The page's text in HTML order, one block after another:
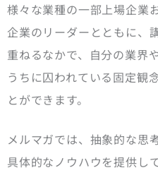
様々な業種の一部上場企業
企業のリーダーとともに、
重ねるなかで、自分の業界
うちに囚われている固定観
とができます。
メルマガでは、抽象的な思
具体的なノウハウを提供し